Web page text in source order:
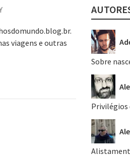
viagens e outras
Sobre
Privilégios